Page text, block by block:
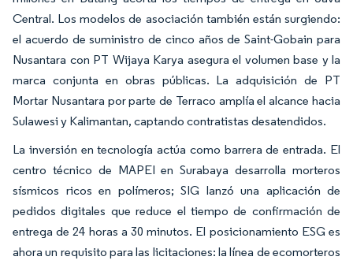
Central. Los modelos de asociación también están surgiendo:
el acuerdo de suministro de cinco años de Saint-Gobain para
Nusantara con PT Wijaya Karya asegura el volumen base y la
marca conjunta en obras públicas. La adquisición de PT
Mortar Nusantara por parte de Terraco amplía el alcance hacia
Sulawesi y Kalimantan, captando contratistas desatendidos.
La inversión en tecnología actúa como barrera de entrada. El
centro técnico de MAPEI en Surabaya desarrolla morteros
sísmicos ricos en polímeros; SIG lanzó una aplicación de
pedidos digitales que reduce el tiempo de confirmación de
entrega de 24 horas a 30 minutos. El posicionamiento ESG es
ahora un requisito para las licitaciones: la línea de ecomorteros